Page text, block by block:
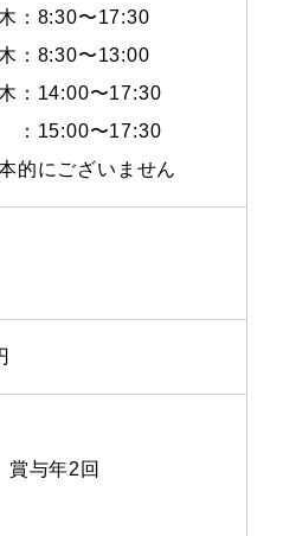
：8:30〜17:30
：8:30〜13:00
：14:00〜17:30
15:00〜17:30
的にございません
賞与年2回